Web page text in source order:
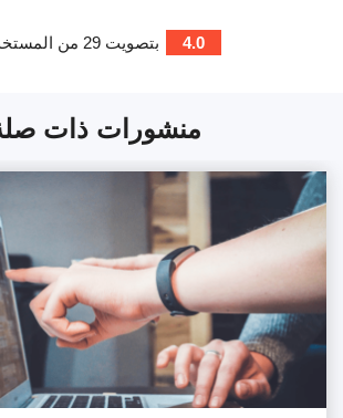
4.0 بتصويت29 من
منشورات ذات